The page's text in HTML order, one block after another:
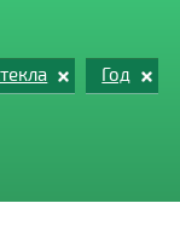
Год